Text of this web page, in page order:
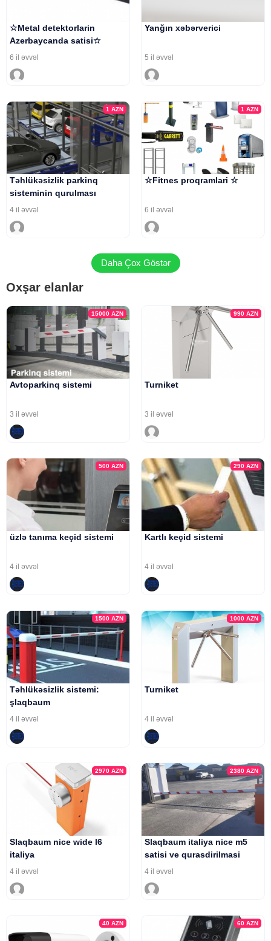
☆Metal detektorlarin
Azerbaycanda satisi☆
6 il əvvəl
Yanğın xəbərverici
5 il əvvəl
1AZN
Təhlükəsizlik parkinq
sisteminin qurulması
4 il əvvəl
1 AZN
☆Fitnes proqramlari ☆
6 il əvvəl
Daha Çox Göstər
Oxşar elanlar
15000AZN
Avtoparkinq sistemi
3 il əvvəl
990 AZN
Turniket
3 il əvvəl
500AZN
üzlə tanıma keçid sistemi
4 il əvvəl
290 AZN
Kartlı keçid sistemi
4 il əvvəl
1500AZN
Təhlükəsizlik sistemi:
şlaqbaum
4 il əvvəl
1000 AZN
Turniket
4 il əvvəl
2970AZN
Slaqbaum nice wide l6
italiya
4 il əvvəl
2380 AZN
Slaqbaum italiya nice m5
satisi ve qurasdirilmasi
4 il əvvəl
40AZN 60 AZN